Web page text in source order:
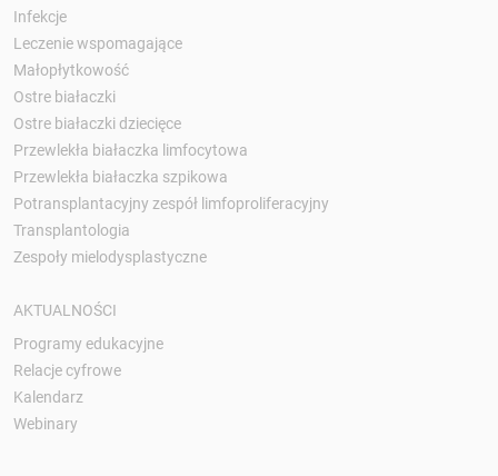
Infekcje
Leczenie wspomagające
Małopłytkowość
Ostre białaczki
Ostre białaczki dziecięce
Przewlekła białaczka limfocytowa
Przewlekła białaczka szpikowa
Potransplantacyjny zespół limfoproliferacyjny
Transplantologia
Zespoły mielodysplastyczne
AKTUALNOŚCI
Programy edukacyjne
Relacje cyfrowe
Kalendarz
Webinary